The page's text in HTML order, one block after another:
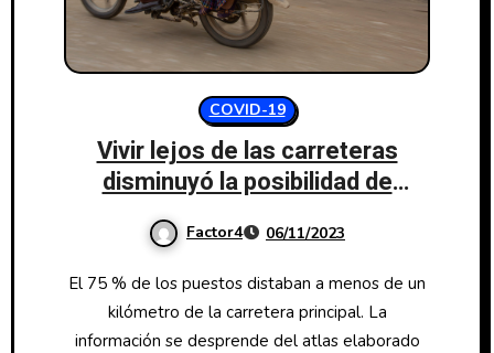
COVID-19
Vivir lejos de las carreteras
disminuyó la posibilidad de
vacunarse contra covid-19
Factor4 06/11/2023
El 75 % de los puestos distaban a menos de un
kilómetro de la carretera principal. La
información se desprende del atlas elaborado